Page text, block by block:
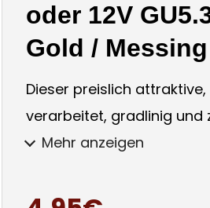
oder 12V
Gold /
Dieser preislich
verarbeitet, gradlinig und
Mehr anzeigen